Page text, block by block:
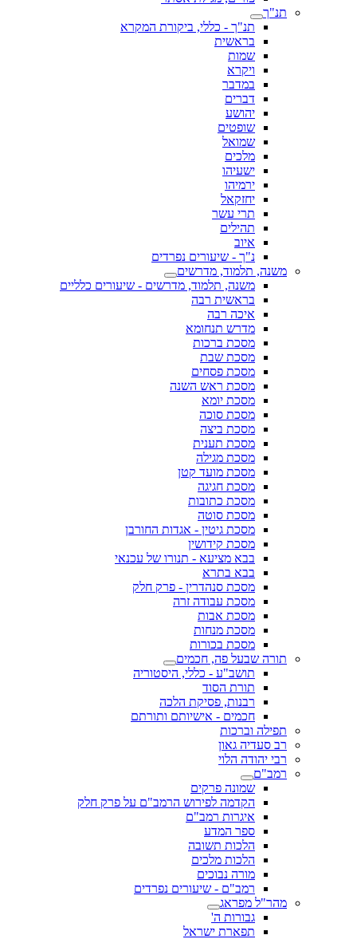
תנ"ך
תנ"ך - כללי, ביקורת המקרא
בראשית
שמות
ויקרא
במדבר
דברים
יהושע
שופטים
שמואל
מלכים
ישעיהו
ירמיהו
יחזקאל
תרי עשר
תהילים
איוב
נ"ך - שיעורים נפרדים
משנה, תלמוד, מדרשים
משנה, תלמוד, מדרשים - שיעורים כלליים
בראשית רבה
איכה רבה
מדרש תנחומא
מסכת ברכות
מסכת שבת
מסכת פסחים
מסכת ראש השנה
מסכת יומא
מסכת סוכה
מסכת ביצה
מסכת תענית
מסכת מגילה
מסכת מועד קטן
מסכת חגיגה
מסכת כתובות
מסכת סוטה
מסכת גיטין - אגדות החורבן
מסכת קידושין
בבא מציעא - תנורו של עכנאי
בבא בתרא
מסכת סנהדרין - פרק חלק
מסכת עבודה זרה
מסכת אבות
מסכת מנחות
מסכת בכורות
תורה שבעל פה, חכמים
תושב"ע - כללי, היסטוריה
תורת הסוד
רבנות, פסיקת הלכה
חכמים - אישיותם ותורתם
תפילה וברכות
רב סעדיה גאון
רבי יהודה הלוי
רמב"ם
שמונה פרקים
הקדמה לפירוש הרמב"ם על פרק חלק
איגרות רמב"ם
ספר המדע
הלכות תשובה
הלכות מלכים
מורה נבוכים
רמב"ם - שיעורים נפרדים
מהר"ל מפראג
גבורות ה'
תפארת ישראל